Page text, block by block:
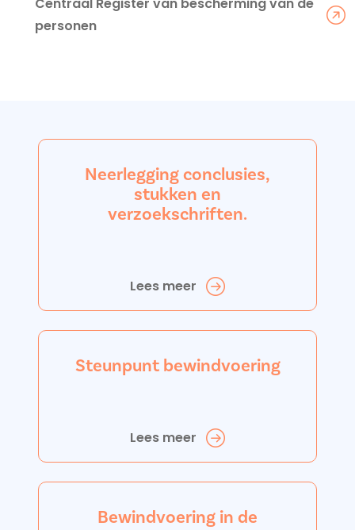
personen
Neerlegging conclusies,
stukken en
verzoekschriften.
Lees meer
Steunpunt bewindvoering
Lees meer
Bewindvoering in de